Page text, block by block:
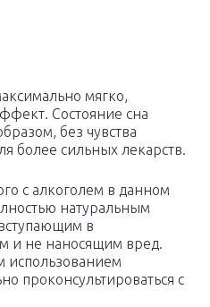
мягко,
Состояние сна
без чувства
более сильных лекарств.
с алкоголем в данном
натуральным
в
и не наносящим вред.
использованием
проконсультироваться с